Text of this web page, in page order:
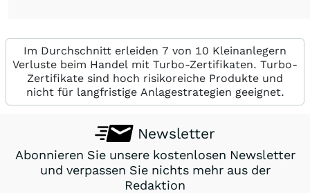
Im Durchschnitt erleiden 7 von 10 Kleinanlegern
Verluste beim Handel mit Turbo-Zertifikaten. Turbo-
Zertifikate sind hoch risikoreiche Produkte und
nicht für langfristige Anlagestrategien geeignet.
Newsletter
Abonnieren Sie unsere kostenlosen Newsletter
und verpassen Sie nichts mehr aus der
Redaktion